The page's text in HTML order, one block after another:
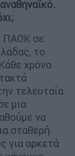
ΠΑΟΚ σε
το
χρόνο
τελευταία
μια
να
σταθερή
για αρκετά